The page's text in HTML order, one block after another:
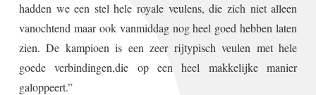
hadden we een stel hele royale veulens, die zich niet alleen
vanochtend maar ook vanmiddag nog heel goed hebben laten
zien. De kampioen is een zeer rijtypisch veulen met hele
goede verbindingen,die op een heel makkelijke manier
galoppeert.”